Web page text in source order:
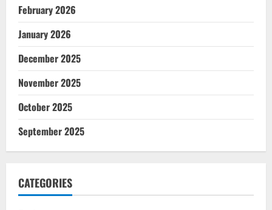
February 2026
January 2026
December 2025
November 2025
October 2025
September 2025
CATEGORIES